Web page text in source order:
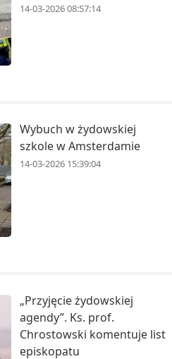
14-03-2026 08:57:14
Wybuch w żydowskiej
szkole w Amsterdamie
14-03-2026 15:39:04
„Przyjęcie żydowskiej
agendy”. Ks. prof.
Chrostowski komentuje list
episkopatu